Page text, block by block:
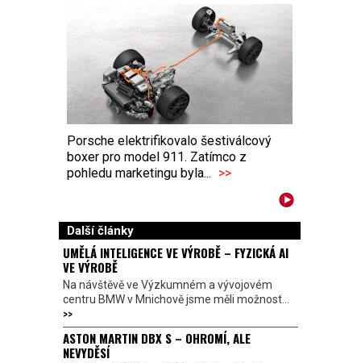
Porsche elektrifikovalo šestiválcový
boxer pro model 911. Zatímco z
pohledu marketingu byla... >>
Další články
UMĚLÁ INTELIGENCE VE VÝROBĚ – FYZICKÁ AI
VE VÝROBĚ
Na návštěvě ve Výzkumném a vývojovém
centru BMW v Mnichově jsme měli možnost...
>>
ASTON MARTIN DBX S – OHROMÍ, ALE
NEVYDĚSÍ